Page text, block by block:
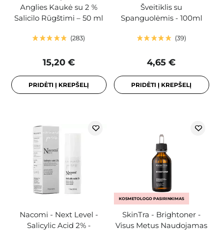
Anglies Kaukė su 2 %
Salicilo Rūgštimi – 50 ml
283
15,20 €
PRIDĖTI Į KREPŠELĮ
Šveitiklis su
Spanguolėmis - 100ml
39
4,65 €
PRIDĖTI Į KREPŠELĮ
Nacomi - Next Level -
Salicylic Acid 2% -
KOSMETOLOGO PASIRINKIMAS
SkinTra - Brightoner -
Visus Metus Naudojamas